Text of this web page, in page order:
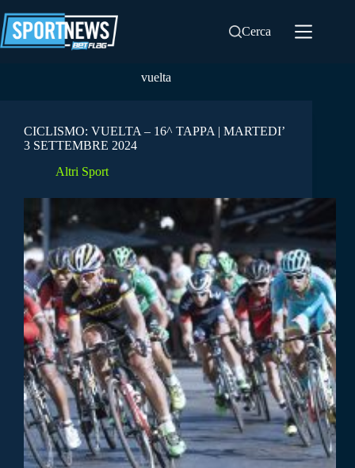
al
contenuto
Cerca
vuelta
CICLISMO: VUELTA – 16^ TAPPA | MARTEDI’
3 SETTEMBRE 2024
Altri Sport